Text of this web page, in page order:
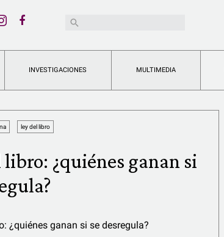
YouTubeBuscar:
INVESTIGACIONES MULTIMEDIA
ley del libro
libro: ¿quiénes ganan si